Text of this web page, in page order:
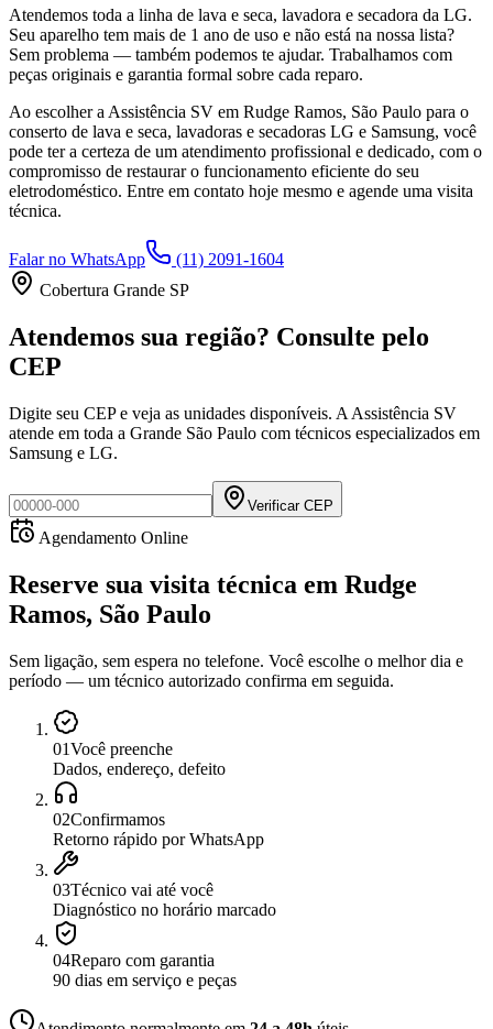
Atendemos toda a linha de lava e seca, lavadora e secadora da LG.
Seu aparelho tem mais de 1 ano de uso e não está na nossa lista?
Sem problema — também podemos te ajudar. Trabalhamos com
peças originais e garantia formal sobre cada reparo.
Ao escolher a Assistência SV em Rudge Ramos, São Paulo para o
conserto de lava e seca, lavadoras e secadoras LG e Samsung, você
pode ter a certeza de um atendimento profissional e dedicado, com o
compromisso de restaurar o funcionamento eficiente do seu
eletrodoméstico. Entre em contato hoje mesmo e agende uma visita
técnica.
Falar no WhatsApp
(11) 2091-1604
Cobertura Grande SP
Atendemos sua região? Consulte pelo
CEP
Digite seu CEP e veja as unidades disponíveis. A Assistência SV
atende em toda a Grande São Paulo com técnicos especializados em
Samsung e LG.
Verificar CEP
Agendamento Online
Reserve sua visita técnica em Rudge
Ramos, São Paulo
Sem ligação, sem espera no telefone. Você escolhe o melhor dia e
período — um técnico autorizado confirma em seguida.
01Você preenche
Dados, endereço, defeito
02Confirmamos
Retorno rápido por WhatsApp
03Técnico vai até você
Diagnóstico no horário marcado
04Reparo com garantia
90 dias em serviço e peças